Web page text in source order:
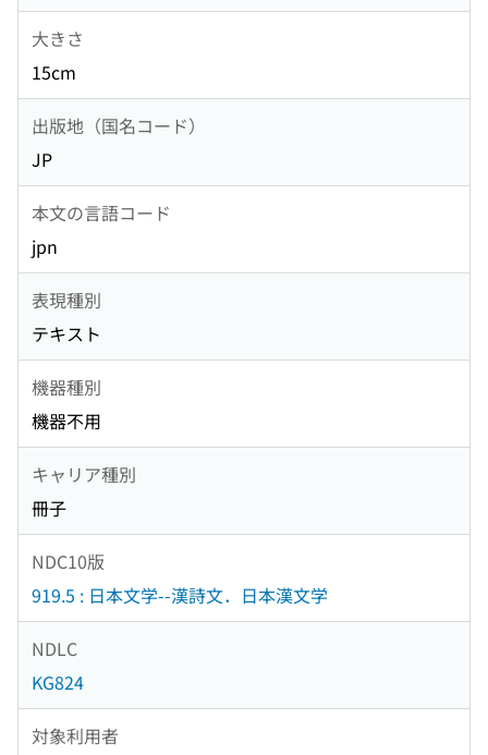
大きさ
15cm
出版地（国名コード）
JP
本文の言語コード
jpn
表現種別
テキスト
機器種別
機器不用
キャリア種別
冊子
NDC10版
919.5 : 日本文学--漢詩文．日本漢文学
NDLC
KG824
対象利用者